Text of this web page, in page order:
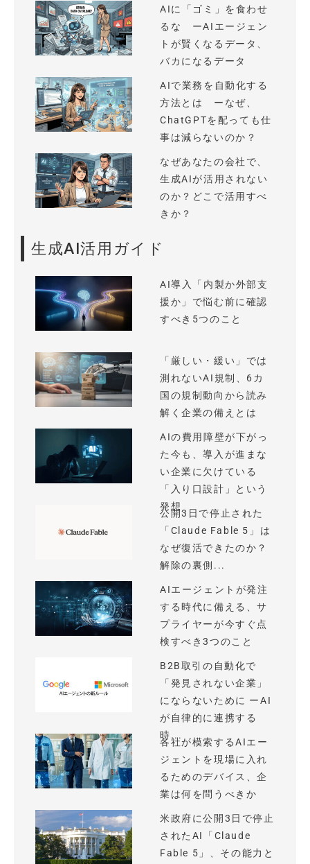
AIに「ゴミ」を食わせ
るな ーAIエージェン
トが賢くなるデータ、
バカになるデータ
AIで業務を自動化する
方法とは ーなぜ、
ChatGPTを配っても仕
事は減らないのか？
なぜあなたの会社で、
生成AIが活用されない
のか？どこで活用すべ
きか？
生成AI活用ガイド
AI導入「内製か外部支
援か」で悩む前に確認
すべき5つのこと
「厳しい・緩い」では
測れないAI規制、6カ
国の規制動向から読み
解く企業の備えとは
AIの費用障壁が下がっ
た今も、導入が進まな
い企業に欠けている
「入り口設計」という
発想
公開3日で停止された
「Claude Fable 5」は
なぜ復活できたのか？
解除の裏側...
AIエージェントが発注
する時代に備える、サ
プライヤーが今すぐ点
検すべき3つのこと
B2B取引の自動化で
「発見されない企業」
にならないために ーAI
が自律的に連携する
時...
各社が模索するAIエー
ジェントを現場に入れ
るためのデバイス、企
業は何を問うべきか
米政府に公開3日で停止
されたAI「Claude
Fable 5」、その能力と